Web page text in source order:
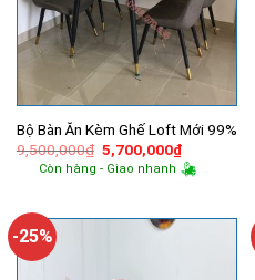
Bộ Bàn Ăn Kèm Ghế Loft Mới 99%
9,500,000₫ Giá
gốc
là:
5,700,000₫Giá
hiện
tại
Còn hàng - Giao nhanh
-25%